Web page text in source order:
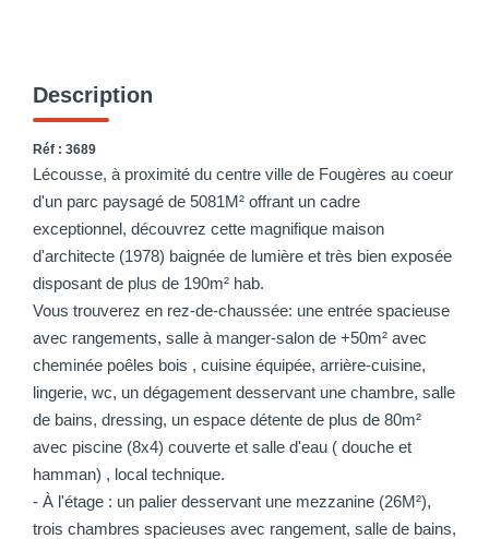
Description
Réf : 3689
Lécousse, à proximité du centre ville de Fougères au coeur
d'un parc paysagé de 5081M² offrant un cadre
exceptionnel, découvrez cette magnifique maison
d'architecte (1978) baignée de lumière et très bien exposée
disposant de plus de 190m² hab.
Vous trouverez en rez-de-chaussée: une entrée spacieuse
avec rangements, salle à manger-salon de +50m² avec
cheminée poêles bois , cuisine équipée, arrière-cuisine,
lingerie, wc, un dégagement desservant une chambre, salle
de bains, dressing, un espace détente de plus de 80m²
avec piscine (8x4) couverte et salle d'eau ( douche et
hamman) , local technique.
- À l'étage : un palier desservant une mezzanine (26M²),
trois chambres spacieuses avec rangement, salle de bains,